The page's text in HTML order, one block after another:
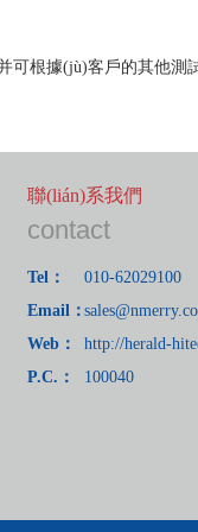
并可根據(jù)客戶的其他測
聯(lián)系我們
contact
Tel：
010-62029100
Email：
Web：
http://herald-
P.C.：
100040